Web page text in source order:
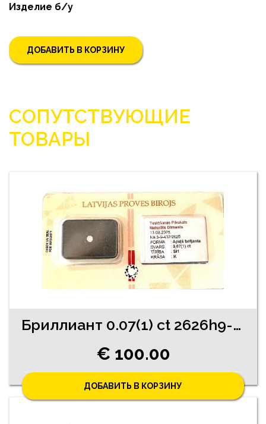
Изделие б/у
ДОБАВИТЬ В КОРЗИНУ
СОПУТСТВУЮЩИЕ
ТОВАРЫ
Бриллиант 0.07(1) ct 2626h9-0941
€ 100.00
ДОБАВИТЬ В КОРЗИНУ